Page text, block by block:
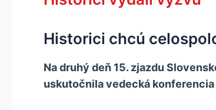
Historici chcú
Na druhý deň 15. zjazdu
uskutočnila vedecká